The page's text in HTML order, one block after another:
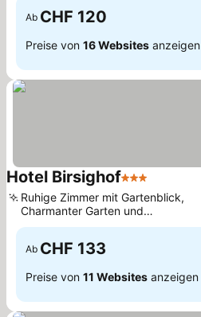
Ab CHF 120
Preise von 16 Websites anzeigen
Hotel Birsighof3 Sterne
Ruhige Zimmer mit Gartenblick,
Charmanter Garten und
Terrassenbereich
Ab CHF 133
Preise von 11 Websites anzeigen